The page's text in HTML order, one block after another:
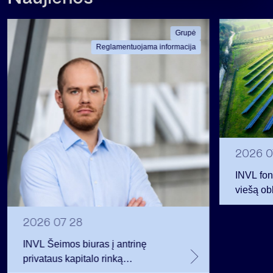
Grupė
Reglamentuojama informacija
2026 07 28
INVL Šeimos biuras į antrinę
privataus kapitalo rinką
2026
INVL
viešą
12 mln.